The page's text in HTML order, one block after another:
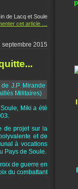
de Lacq et Soule
cet article
septembre 2015
Miki a été
de projet sur la
et de
à vocations
Pays de Soule.
de guerre en
du combattant